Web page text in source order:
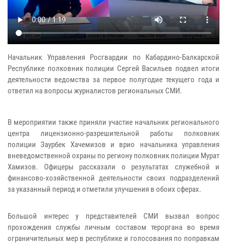
Начальник Управления Росгвардии по Кабардино-Балкарской
Республике полковник полиции Сергей Васильев подвел итоги
деятельности ведомства за первое полугодие текущего года и
ответил на вопросы журналистов региональных СМИ.
В мероприятии также приняли участие начальник регионального
центра лицензионно-разрешительной работы полковник
полиции Заурбек Хачемизов и врио начальника управления
вневедомственной охраны по региону полковник полиции Мурат
Хамизов. Офицеры рассказали о результатах служебной и
финансово-хозяйственной деятельности своих подразделений
за указанный период и отметили улучшения в обоих сферах.
Большой интерес у представителей СМИ вызвал вопрос
прохождения службы личным составом тероргана во время
ограничительных мер в республике и голосования по поправкам